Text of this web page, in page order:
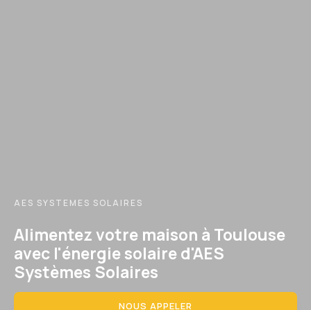
AES SYSTEMES SOLAIRES
Alimentez votre maison à Toulouse
avec l'énergie solaire d'AES
Systèmes Solaires
NOUS APPELER